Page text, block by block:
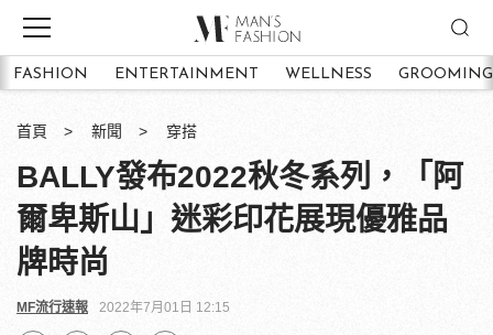
FASHION ENTERTAINMENT WELLNESS GROOMING
首頁 新聞 穿搭
BALLY發布2022秋冬系列，「阿
爾卑斯山」迷彩印花展現優雅品
牌時尚
MF流行速報 2022年7月01日 12:15